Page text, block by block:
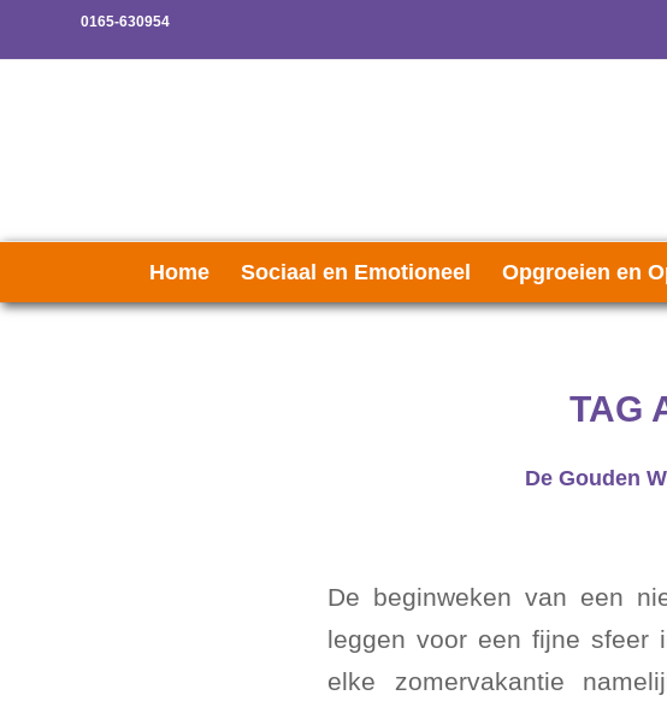
0165-630954
Home Sociaal en Emotioneel Opgroeien en
TAG
De Gouden
De beginweken van een
leggen voor een fijne sfeer
elke zomervakantie